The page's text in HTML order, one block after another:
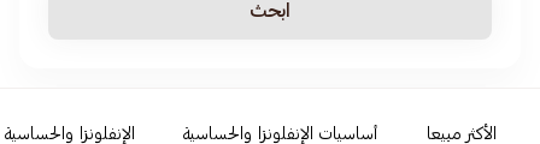
ابحث
الأكثر مبيعا أساسيات الإنفلونزا والحساسية الإنفلونزا والحساسية